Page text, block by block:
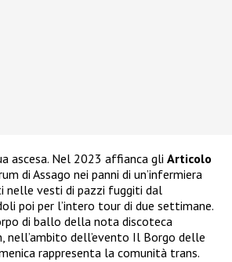
ascesa. Nel 2023 affianca gli Articolo
di Assago nei panni di un’infermiera
nelle vesti di pazzi fuggiti dal
poi per l’intero tour di due settimane.
di ballo della nota discoteca
nell’ambito dell’evento Il Borgo delle
rappresenta la comunità trans.